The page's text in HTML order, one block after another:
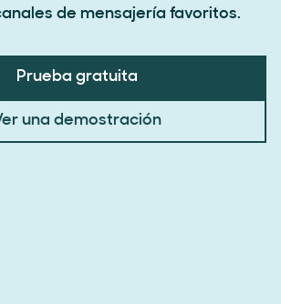
de mensajería favoritos.
Prueba gratuita
una demostración